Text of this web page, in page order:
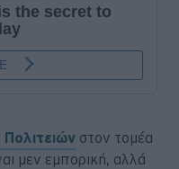
στον τομέα
μεν εμπορική, αλλά